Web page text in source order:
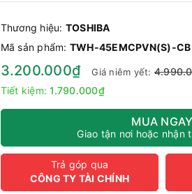
Thương hiệu: TOSHIBA
Mã sản phẩm: TWH-45EMCPVN(S)-CB
3.200.000₫ Giá niêm yết:
Tiết kiệm:1.790.000₫
MUA NGAY
Giao tận nơi hoặc nhận
Trả góp qua
CÔNG TY TÀI CHÍNH